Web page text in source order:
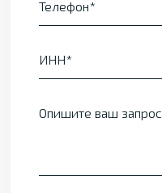
Телефон
ИНН
Опишите ваш запрос